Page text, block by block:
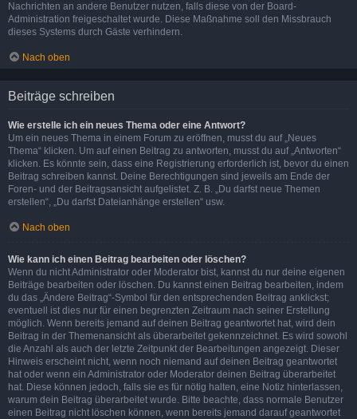
Nachrichten an andere Benutzer nutzen, falls diese von der Board-
Administration freigeschaltet wurde. Diese Maßnahme soll den Missbrauch
dieses Systems durch Gäste verhindern.
Nach oben
Beiträge schreiben
Wie erstelle ich ein neues Thema oder eine Antwort?
Um ein neues Thema in einem Forum zu eröffnen, musst du auf „Neues
Thema“ klicken. Um auf einen Beitrag zu antworten, musst du auf „Antworten“
klicken. Es könnte sein, dass eine Registrierung erforderlich ist, bevor du einen
Beitrag schreiben kannst. Deine Berechtigungen sind jeweils am Ende der
Foren- und der Beitragsansicht aufgelistet. Z. B. „Du darfst neue Themen
erstellen“, „Du darfst Dateianhänge erstellen“ usw.
Nach oben
Wie kann ich einen Beitrag bearbeiten oder löschen?
Wenn du nicht Administrator oder Moderator bist, kannst du nur deine eigenen
Beiträge bearbeiten oder löschen. Du kannst einen Beitrag bearbeiten, indem
du das „Ändere Beitrag“-Symbol für den entsprechenden Beitrag anklickst;
eventuell ist dies nur für einen begrenzten Zeitraum nach seiner Erstellung
möglich. Wenn bereits jemand auf deinen Beitrag geantwortet hat, wird dein
Beitrag in der Themenansicht als überarbeitet gekennzeichnet. Es wird sowohl
die Anzahl als auch der letzte Zeitpunkt der Bearbeitungen angezeigt. Dieser
Hinweis erscheint nicht, wenn noch niemand auf deinen Beitrag geantwortet
hat oder wenn ein Administrator oder Moderator deinen Beitrag überarbeitet
hat. Diese können jedoch, falls sie es für nötig halten, eine Notiz hinterlassen,
warum dein Beitrag überarbeitet wurde. Bitte beachte, dass normale Benutzer
einen Beitrag nicht löschen können, wenn bereits jemand darauf geantwortet